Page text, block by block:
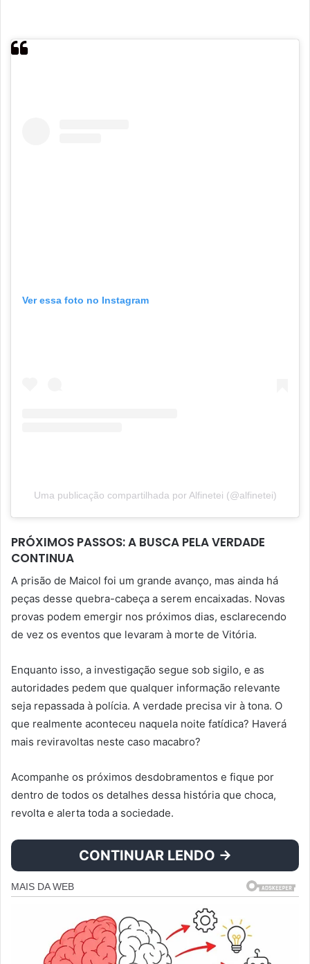
Ver essa foto no Instagram
Uma publicação compartilhada por Alfinetei (@alfinetei)
PRÓXIMOS PASSOS: A BUSCA PELA VERDADE
CONTINUA
A prisão de Maicol foi um grande avanço, mas ainda há
peças desse quebra-cabeça a serem encaixadas. Novas
provas podem emergir nos próximos dias, esclarecendo
de vez os eventos que levaram à morte de Vitória.
Enquanto isso, a investigação segue sob sigilo, e as
autoridades pedem que qualquer informação relevante
seja repassada à polícia. A verdade precisa vir à tona. O
que realmente aconteceu naquela noite fatídica? Haverá
mais reviravoltas neste caso macabro?
Acompanhe os próximos desdobramentos e fique por
dentro de todos os detalhes dessa história que choca,
revolta e alerta toda a sociedade.
CONTINUAR LENDO →